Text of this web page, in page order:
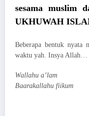
sesama muslim
UKHUWAH
Beberapa bentuk nyata
waktu yah. Insya Allah…
Wallahu a’lam
Baarakallahu fiikum